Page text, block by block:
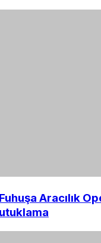
Aracılık